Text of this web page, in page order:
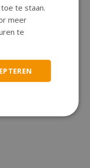
te staan.
meer
te